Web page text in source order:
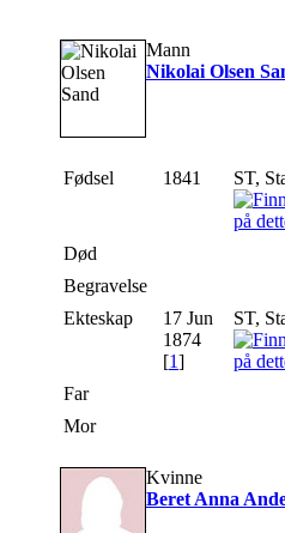
Mann
Nikolai Olsen
Fødsel 1841 ST,
Død
Begravelse
Ekteskap
17 Jun
1874
[1]
ST,
Far
Mor
Kvinne
Beret Anna